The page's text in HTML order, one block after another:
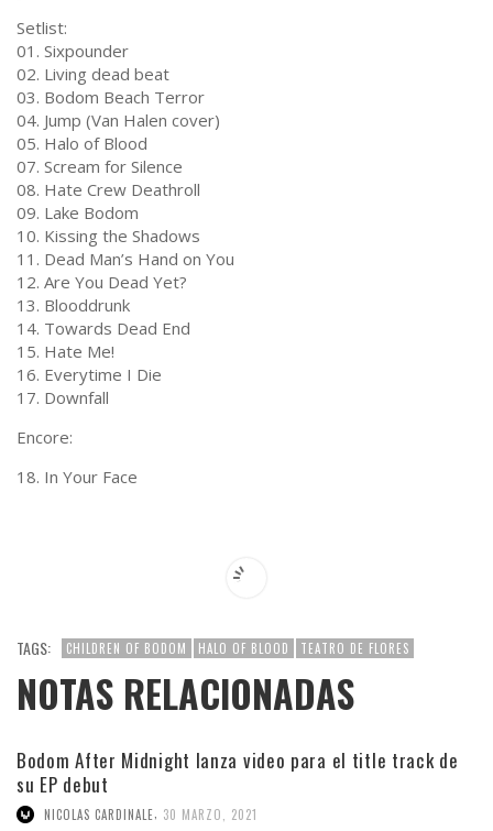
Setlist:
01. Sixpounder
02. Living dead beat
03. Bodom Beach Terror
04. Jump (Van Halen cover)
05. Halo of Blood
07. Scream for Silence
08. Hate Crew Deathroll
09. Lake Bodom
10. Kissing the Shadows
11. Dead Man’s Hand on You
12. Are You Dead Yet?
13. Blooddrunk
14. Towards Dead End
15. Hate Me!
16. Everytime I Die
17. Downfall
Encore:
18. In Your Face
TAGS: CHILDREN OF BODOM HALO OF BLOOD TEATRO DE FLORES
NOTAS RELACIONADAS
Bodom After Midnight lanza video para el title track de
su EP debut
NICOLAS CARDINALE, 30 MARZO, 2021